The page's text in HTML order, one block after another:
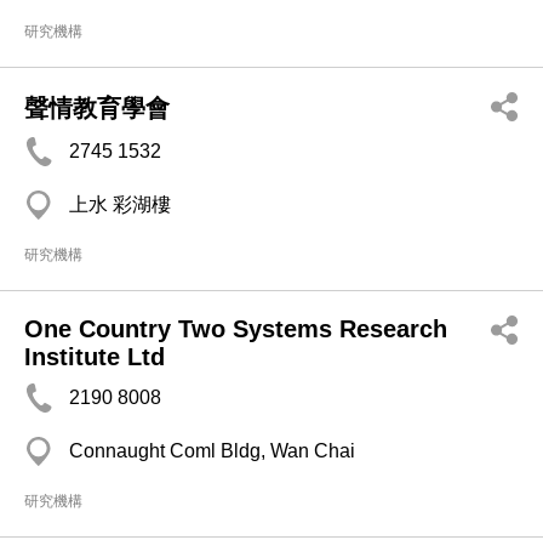
研究機構
聲情教育學會
2745 1532
上水 彩湖樓
研究機構
One Country Two Systems Research
Institute Ltd
2190 8008
Connaught Coml Bldg, Wan Chai
研究機構